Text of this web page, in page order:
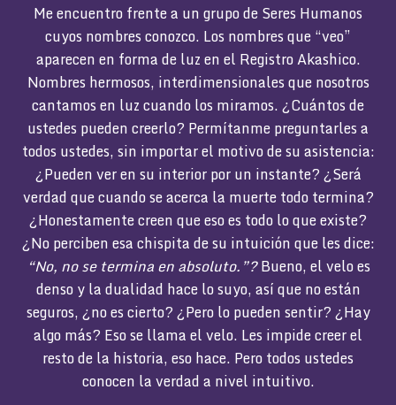
Me encuentro frente a un grupo de Seres Humanos
cuyos nombres conozco. Los nombres que “veo”
aparecen en forma de luz en el Registro Akashico.
Nombres hermosos, interdimensionales que nosotros
cantamos en luz cuando los miramos. ¿Cuántos de
ustedes pueden creerlo? Permítanme preguntarles a
todos ustedes, sin importar el motivo de su asistencia:
¿Pueden ver en su interior por un instante? ¿Será
verdad que cuando se acerca la muerte todo termina?
¿Honestamente creen que eso es todo lo que existe?
¿No perciben esa chispita de su intuición que les dice:
“No, no se termina en absoluto.”?Bueno, el velo es
denso y la dualidad hace lo suyo, así que no están
seguros, ¿no es cierto? ¿Pero lo pueden sentir? ¿Hay
algo más? Eso se llama el velo. Les impide creer el
resto de la historia, eso hace. Pero todos ustedes
conocen la verdad a nivel intuitivo.